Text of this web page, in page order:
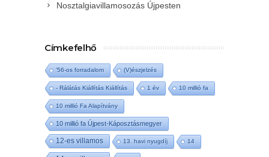
Nosztalgiavillamosozás Újpesten
Címkefelhő
'56-os forradalom (V)észjelzés
- Rálátás Kiállítás Kiállítás 1 év 10 millió fa
10 millió Fa Alapítvány
10 millió fa Újpest-Káposztásmegyer
12-es villamos 13. havi nyugdíj 14